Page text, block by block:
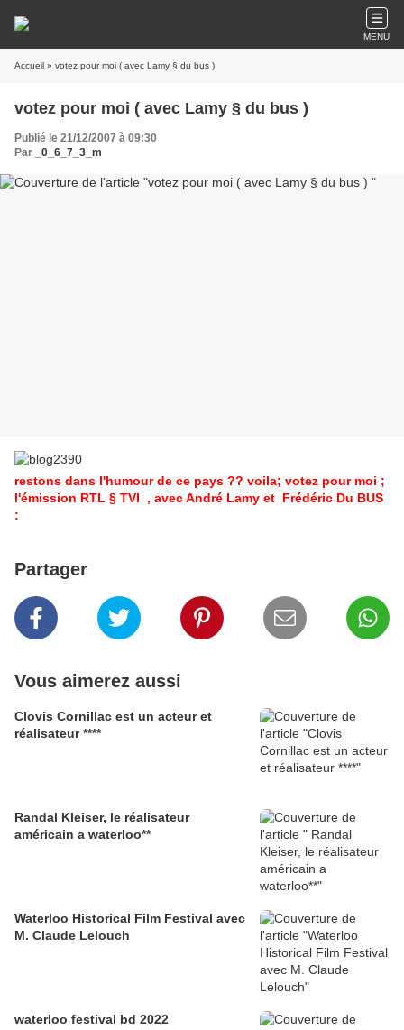
MENU
Accueil » votez pour moi ( avec Lamy § du bus )
votez pour moi ( avec Lamy § du bus )
Publié le 21/12/2007 à 09:30
Par
_0_6_7_3_m
restons dans l'humour de ce pays ?? voila; votez pour moi ;
l'émission RTL § TVI , avec André Lamy et Frédéric Du BUS
:
Partager
Vous aimerez aussi
Clovis Cornillac est un acteur et
réalisateur ****
Randal Kleiser, le réalisateur
américain a waterloo**
Waterloo Historical Film Festival avec
M. Claude Lelouch
waterloo festival bd 2022